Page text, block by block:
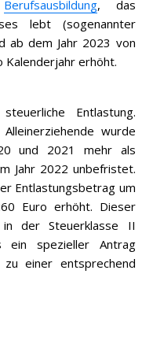
Berufsausbildung, das
lebt (sogenannter
ab dem Jahr 2023 von
Kalenderjahr erhöht.
Entlastung.
wurde
und 2021 mehr als
Jahr 2022 unbefristet.
Entlastungsbetrag um
Euro erhöht. Dieser
der Steuerklasse II
ein spezieller Antrag
einer entsprechend